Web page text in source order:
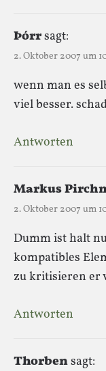
Þórrsagt:
2. Oktober 2007 um
wenn man es
viel besser.
Antworten
Markus
2. Oktober 2007 um
Dumm ist halt
kompatibles
zu kritisieren er
Antworten
Thorbensagt: